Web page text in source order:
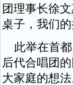
团理事长徐
桌子，我们
此举在首都
后代合唱团
大家庭的想法